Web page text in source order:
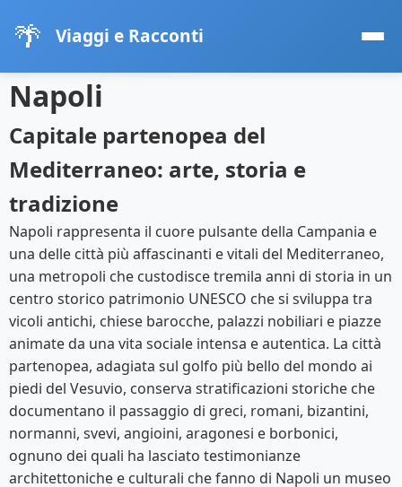
🌴 Viaggi e Racconti
Napoli
Capitale partenopea del
Mediterraneo: arte, storia e
tradizione
Napoli rappresenta il cuore pulsante della Campania e
una delle città più affascinanti e vitali del Mediterraneo,
una metropoli che custodisce tremila anni di storia in un
centro storico patrimonio UNESCO che si sviluppa tra
vicoli antichi, chiese barocche, palazzi nobiliari e piazze
animate da una vita sociale intensa e autentica. La città
partenopea, adagiata sul golfo più bello del mondo ai
piedi del Vesuvio, conserva stratificazioni storiche che
documentano il passaggio di greci, romani, bizantini,
normanni, svevi, angioini, aragonesi e borbonici,
ognuno dei quali ha lasciato testimonianze
architettoniche e culturali che fanno di Napoli un museo